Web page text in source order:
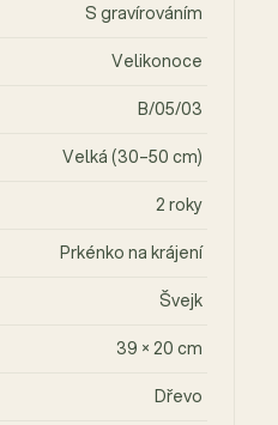
S gravírováním
Velikonoce
B/05/03
Velká (30–50 cm)
2 roky
Prkénko na krájení
Švejk
39 × 20 cm
Dřevo